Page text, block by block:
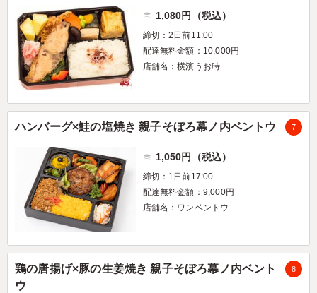
1,080円（税込）
締切：2日前11:00
配達無料金額：10,000円
店舗名：横濱うお時
ハンバーグ×鮭の塩焼き 親子そぼろ幕ノ内ベントウ 7
1,050円（税込）
締切：1日前17:00
配達無料金額：9,000円
店舗名：ワンベントウ
鶏の唐揚げ×豚の生姜焼き 親子そぼろ幕ノ内ベント
ウ
8